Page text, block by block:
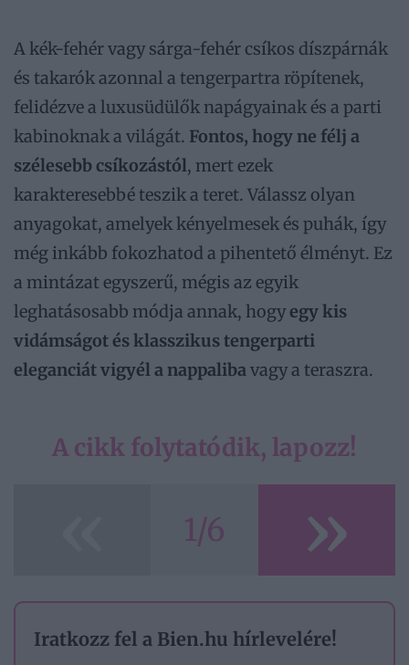
A kék-fehér vagy sárga-fehér csíkos díszpárnák
és takarók azonnal a tengerpartra röpítenek,
felidézve a luxusüdülők napágyainak és a parti
kabinoknak a világát. Fontos, hogy ne félj a
szélesebb csíkozástól , mert ezek
karakteresebbé teszik a teret. Válassz olyan
anyagokat, amelyek kényelmesek és puhák, így
még inkább fokozhatod a pihentető élményt. Ez
a mintázat egyszerű, mégis az egyik
leghatásosabb módja annak, hogyegy kis
vidámságot és klasszikus tengerparti
eleganciát vigyél a nappaliba vagy a teraszra.
A cikk folytatódik, lapozz!
1/6 »
Iratkozz fel a Bien.hu hírlevelére!